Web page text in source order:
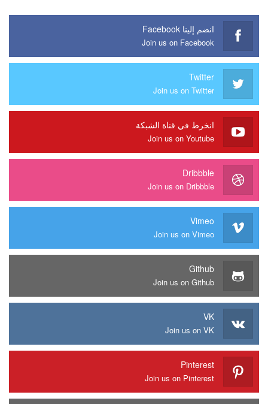
انضم إلينا Facebook
Join us on Facebook
Twitter
Join us on Twitter
انخرط في قناة الشبكة
Join us on Youtube
Dribbble
Join us on Dribbble
Vimeo
Join us on Vimeo
Github
Join us on Github
VK
Join us on VK
Pinterest
Join us on Pinterest